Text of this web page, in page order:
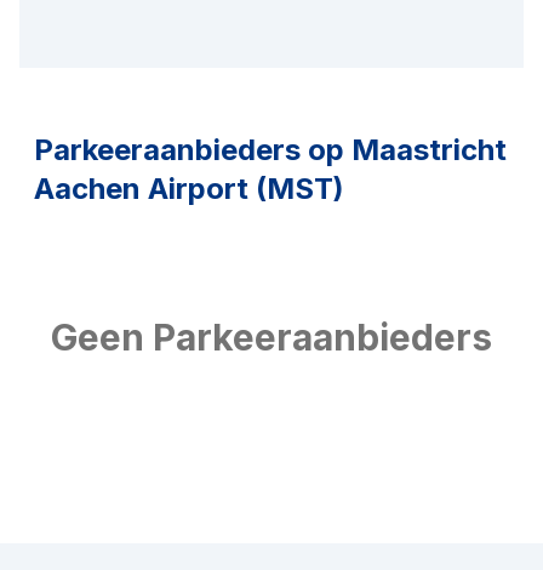
Parkeeraanbieders op Maastricht
Aachen Airport (MST)
Geen Parkeeraanbieders